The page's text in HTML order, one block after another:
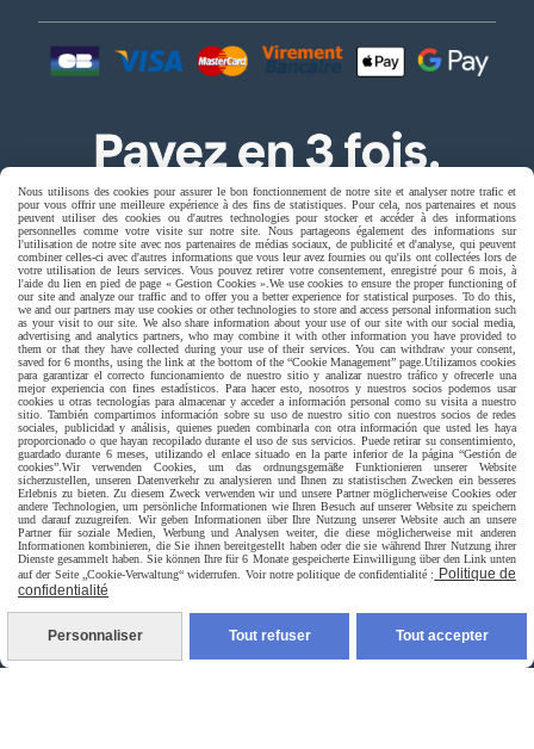
Livraison rapide
livraison à domicile France et union europeen
Nous utilisons des cookies pour assurer le bon fonctionnement de notre site et analyser notre trafic et
pour vous offrir une meilleure expérience à des fins de statistiques. Pour cela, nos partenaires et nous
peuvent utiliser des cookies ou d'autres technologies pour stocker et accéder à des informations
personnelles comme votre visite sur notre site. Nous partageons également des informations sur
l'utilisation de notre site avec nos partenaires de médias sociaux, de publicité et d'analyse, qui peuvent
combiner celles-ci avec d'autres informations que vous leur avez fournies ou qu'ils ont collectées lors de
votre utilisation de leurs services. Vous pouvez retirer votre consentement, enregistré pour 6 mois, à
l'aide du lien en pied de page « Gestion Cookies ». We use cookies to ensure the proper functioning of
our site and analyze our traffic and to offer you a better experience for statistical purposes. To do this,
we and our partners may use cookies or other technologies to store and access personal information such
as your visit to our site. We also share information about your use of our site with our social media,
advertising and analytics partners, who may combine it with other information you have provided to
them or that they have collected during your use of their services. You can withdraw your consent,
saved for 6 months, using the link at the bottom of the “Cookie Management” page. Utilizamos cookies
para garantizar el correcto funcionamiento de nuestro sitio y analizar nuestro tráfico y ofrecerle una
mejor experiencia con fines estadísticos. Para hacer esto, nosotros y nuestros socios podemos usar
cookies u otras tecnologías para almacenar y acceder a información personal como su visita a nuestro
sitio. También compartimos información sobre su uso de nuestro sitio con nuestros socios de redes
sociales, publicidad y análisis, quienes pueden combinarla con otra información que usted les haya
proporcionado o que hayan recopilado durante el uso de sus servicios. Puede retirar su consentimiento,
guardado durante 6 meses, utilizando el enlace situado en la parte inferior de la página “Gestión de
cookies”. Wir verwenden Cookies, um das ordnungsgemäße Funktionieren unserer Website
sicherzustellen, unseren Datenverkehr zu analysieren und Ihnen zu statistischen Zwecken ein besseres
Erlebnis zu bieten. Zu diesem Zweck verwenden wir und unsere Partner möglicherweise Cookies oder
andere Technologien, um persönliche Informationen wie Ihren Besuch auf unserer Website zu speichern
und darauf zuzugreifen. Wir geben Informationen über Ihre Nutzung unserer Website auch an unsere
Partner für soziale Medien, Werbung und Analysen weiter, die diese möglicherweise mit anderen
Informationen kombinieren, die Sie ihnen bereitgestellt haben oder die sie während Ihrer Nutzung ihrer
Dienste gesammelt haben. Sie können Ihre für 6 Monate gespeicherte Einwilligung über den Link unten
auf der Seite „Cookie-Verwaltung“ widerrufen. Voir notre politique de confidentialité :
Politique de
confidentialité
Personnaliser Tout refuser Tout accepter